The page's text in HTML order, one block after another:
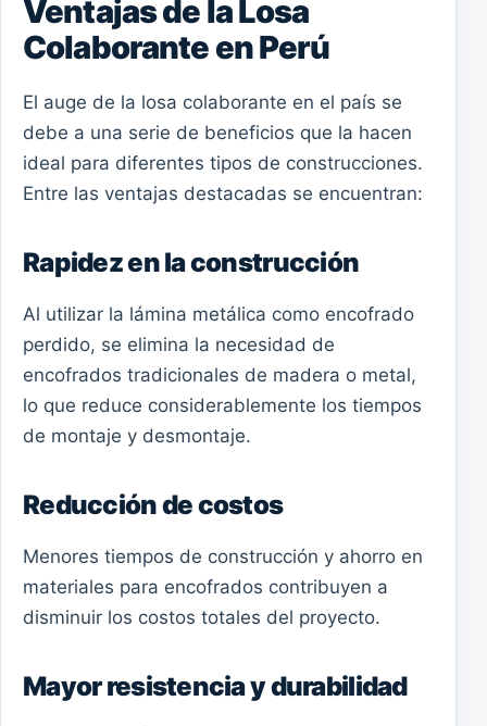
Ventajas de la Losa
Colaborante en Perú
El auge de la losa colaborante en el país se
debe a una serie de beneficios que la hacen
ideal para diferentes tipos de construcciones.
Entre las ventajas destacadas se encuentran:
Rapidez en la construcción
Al utilizar la lámina metálica como encofrado
perdido, se elimina la necesidad de
encofrados tradicionales de madera o metal,
lo que reduce considerablemente los tiempos
de montaje y desmontaje.
Reducción de costos
Menores tiempos de construcción y ahorro en
materiales para encofrados contribuyen a
disminuir los costos totales del proyecto.
Mayor resistencia y durabilidad